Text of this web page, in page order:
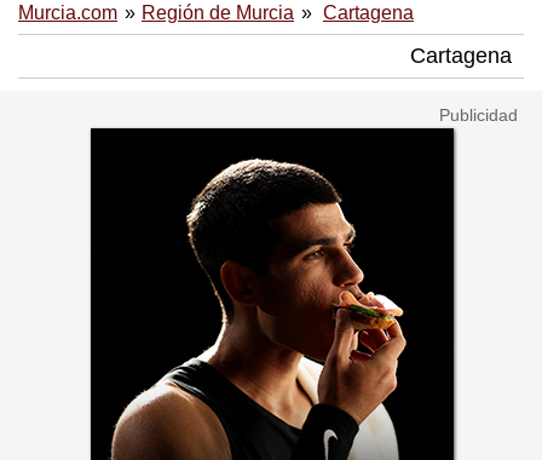
Murcia.com Región de Murcia Cartagena
Cartagena